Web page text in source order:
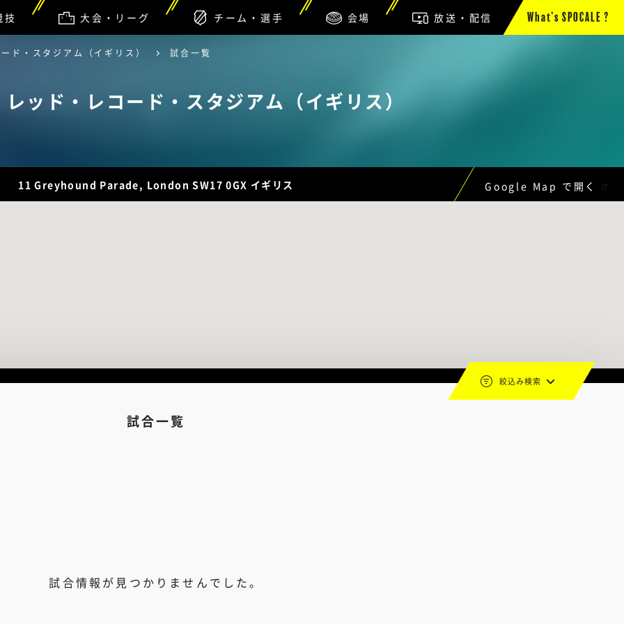
技 大会・リーグ チーム・選手 会場 放送・配信 What’s SPOCALE ?
ド・スタジアム（イギリス） 試合一覧
ッド・レコード・スタジアム（イギリス）
11 Greyhound Parade, London SW17 0GX イギリス Google Map で開く
試合一覧
絞込み検索
試合情報が見つかりませんでした。